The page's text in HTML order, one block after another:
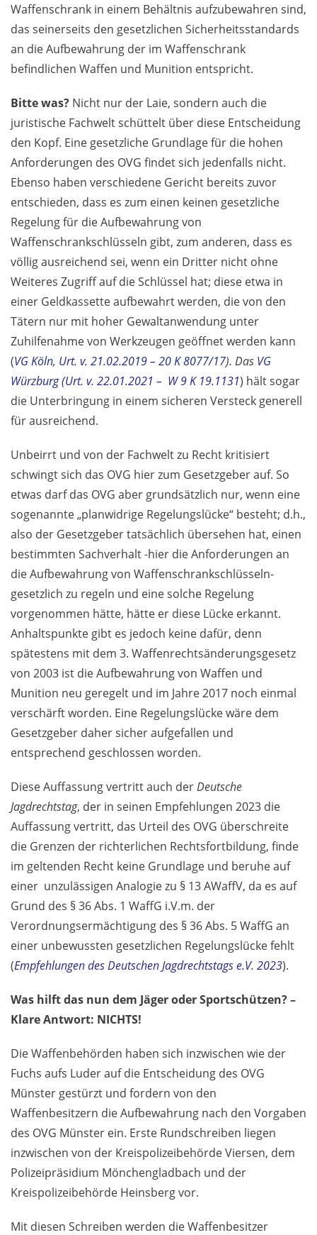
Waffenschrank in einem Behältnis aufzubewahren sind,
das seinerseits den gesetzlichen Sicherheitsstandards
an die Aufbewahrung der im Waffenschrank
befindlichen Waffen und Munition entspricht.
Bitte was? Nicht nur der Laie, sondern auch die
juristische Fachwelt schüttelt über diese Entscheidung
den Kopf. Eine gesetzliche Grundlage für die hohen
Anforderungen des OVG findet sich jedenfalls nicht.
Ebenso haben verschiedene Gericht bereits zuvor
entschieden, dass es zum einen keinen gesetzliche
Regelung für die Aufbewahrung von
Waffenschrankschlüsseln gibt, zum anderen, dass es
völlig ausreichend sei, wenn ein Dritter nicht ohne
Weiteres Zugriff auf die Schlüssel hat; diese etwa in
einer Geldkassette aufbewahrt werden, die von den
Tätern nur mit hoher Gewaltanwendung unter
Zuhilfenahme von Werkzeugen geöffnet werden kann
(VG Köln, Urt. v. 21.02.2019 – 20 K 8077/17). Das VG
Würzburg (Urt. v. 22.01.2021 – W 9 K 19.1131) hält sogar
die Unterbringung in einem sicheren Versteck generell
für ausreichend.
Unbeirrt und von der Fachwelt zu Recht kritisiert
schwingt sich das OVG hier zum Gesetzgeber auf. So
etwas darf das OVG aber grundsätzlich nur, wenn eine
sogenannte „planwidrige Regelungslücke“ besteht; d.h.,
also der Gesetzgeber tatsächlich übersehen hat, einen
bestimmten Sachverhalt -hier die Anforderungen an
die Aufbewahrung von Waffenschrankschlüsseln-
gesetzlich zu regeln und eine solche Regelung
vorgenommen hätte, hätte er diese Lücke erkannt.
Anhaltspunkte gibt es jedoch keine dafür, denn
spätestens mit dem 3. Waffenrechtsänderungsgesetz
von 2003 ist die Aufbewahrung von Waffen und
Munition neu geregelt und im Jahre 2017 noch einmal
verschärft worden. Eine Regelungslücke wäre dem
Gesetzgeber daher sicher aufgefallen und
entsprechend geschlossen worden.
Diese Auffassung vertritt auch derDeutsche
Jagdrechtstag, der in seinen Empfehlungen 2023 die
Auffassung vertritt, das Urteil des OVG überschreite
die Grenzen der richterlichen Rechtsfortbildung, finde
im geltenden Recht keine Grundlage und beruhe auf
einer unzulässigen Analogie zu § 13 AWaffV, da es auf
Grund des § 36 Abs. 1 WaffG i.V.m. der
Verordnungsermächtigung des § 36 Abs. 5 WaffG an
einer unbewussten gesetzlichen Regelungslücke fehlt
(Empfehlungen des Deutschen Jagdrechtstags e.V. 2023).
Was hilft das nun dem Jäger oder Sportschützen? –
Klare Antwort: NICHTS!
Die Waffenbehörden haben sich inzwischen wie der
Fuchs aufs Luder auf die Entscheidung des OVG
Münster gestürzt und fordern von den
Waffenbesitzern die Aufbewahrung nach den Vorgaben
des OVG Münster ein. Erste Rundschreiben liegen
inzwischen von der Kreispolizeibehörde Viersen, dem
Polizeipräsidium Mönchengladbach und der
Kreispolizeibehörde Heinsberg vor.
Mit diesen Schreiben werden die Waffenbesitzer